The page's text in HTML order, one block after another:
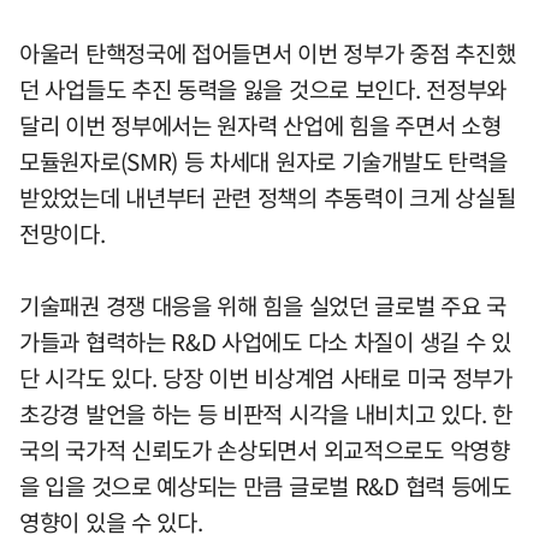
아울러 탄핵정국에 접어들면서 이번 정부가 중점 추진했
던 사업들도 추진 동력을 잃을 것으로 보인다. 전정부와
달리 이번 정부에서는 원자력 산업에 힘을 주면서 소형
모듈원자로(SMR) 등 차세대 원자로 기술개발도 탄력을
받았었는데 내년부터 관련 정책의 추동력이 크게 상실될
전망이다.
기술패권 경쟁 대응을 위해 힘을 실었던 글로벌 주요 국
가들과 협력하는 R&D 사업에도 다소 차질이 생길 수 있
단 시각도 있다. 당장 이번 비상계엄 사태로 미국 정부가
초강경 발언을 하는 등 비판적 시각을 내비치고 있다. 한
국의 국가적 신뢰도가 손상되면서 외교적으로도 악영향
을 입을 것으로 예상되는 만큼 글로벌 R&D 협력 등에도
영향이 있을 수 있다.